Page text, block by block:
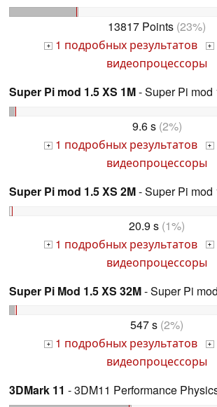
13817 Points (23%)
+ 1 подробных результатов +
видеопроцессоры
Super Pi mod 1.5 XS 1M- Super Pi mod
9.6 s(2%)
+ 1 подробных результатов +
видеопроцессоры
Super Pi mod 1.5 XS 2M- Super Pi mod
20.9 s (1%)
+ 1 подробных результатов +
видеопроцессоры
Super Pi Mod 1.5 XS 32M- Super Pi
547 s (2%)
+ 1 подробных результатов +
видеопроцессоры
3DMark 11 - 3DM11 Performance